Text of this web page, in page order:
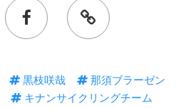
黒枝咲哉
那須ブラーゼン
キナンサイクリングチーム